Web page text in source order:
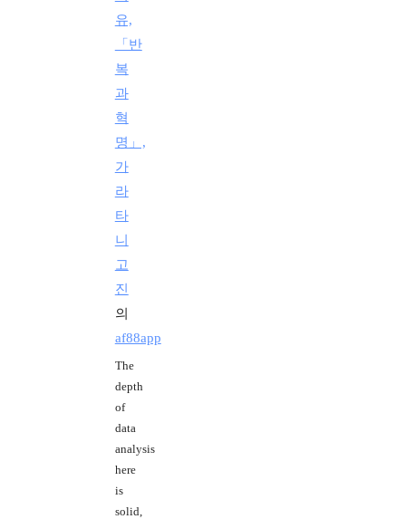
유,
「반
복
과
혁
명」,
가
라
타
니
고
진
의
af88app
The
depth
of
data
analysis
here
is
solid,